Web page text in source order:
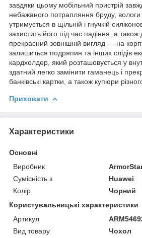
завдяки цьому мобільний пристрій
небажаного потрапляння бруду,
утримується в щільній і гнучкій
захистить його під час падіння, а
прекрасний зовнішній вигляд — на
залишиться подряпин та інших слідів
кардхолдер, який розташовується у
здатний легко замінити гаманець і
банківські картки, а також купюри
Приховати
Характеристики
Основні
Виробник
Сумісність з
Huawei
Колір
Чорний
Користувальницькі характеристики
Артикул
Вид товару
Чохол